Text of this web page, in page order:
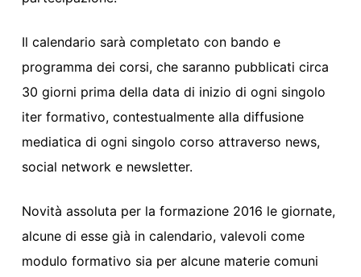
Il calendario sarà completato con bando e
programma dei corsi, che saranno pubblicati circa
30 giorni prima della data di inizio di ogni singolo
iter formativo, contestualmente alla diffusione
mediatica di ogni singolo corso attraverso news,
social network e newsletter.
Novità assoluta per la formazione 2016 le giornate,
alcune di esse già in calendario, valevoli come
modulo formativo sia per alcune materie comuni